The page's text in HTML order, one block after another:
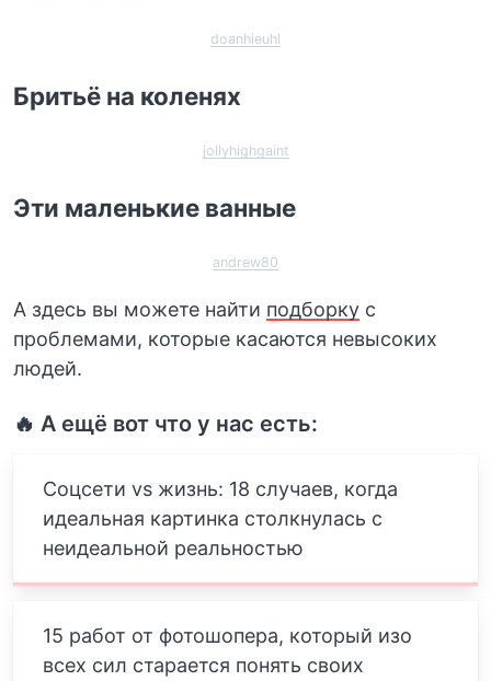
doanhieuhl
Бритьё на коленях
jollyhighgaint
Эти маленькие ванные
andrew80
А здесь вы можете найти подборку с
проблемами, которые касаются невысоких
людей.
🔥 А ещё вот что у нас есть:
Соцсети vs жизнь: 18 случаев, когда
идеальная картинка столкнулась с
неидеальной реальностью
15 работ от фотошопера, который изо
всех сил старается понять своих